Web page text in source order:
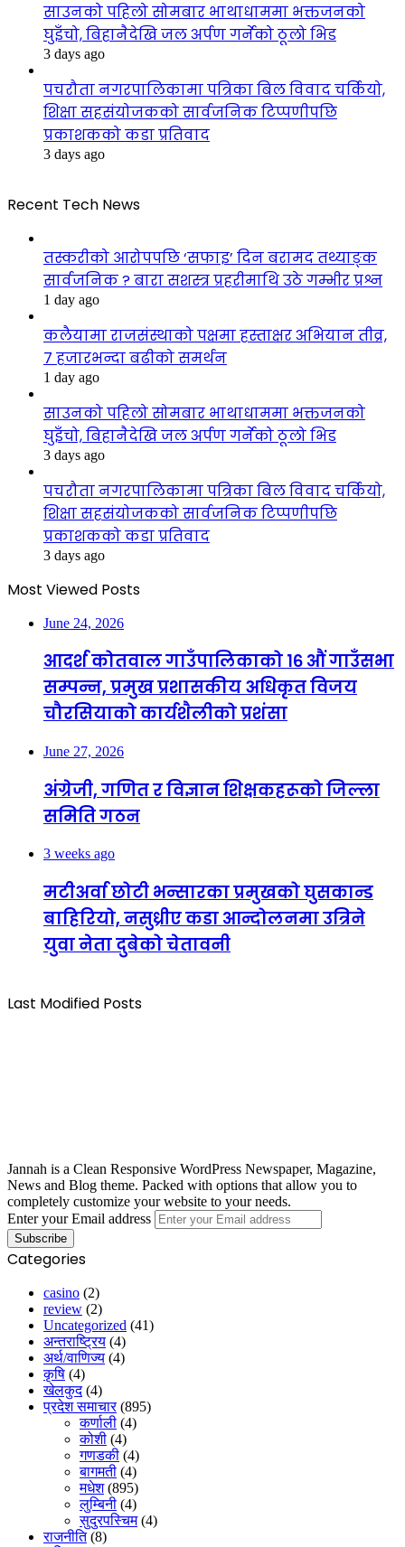
साउनको पहिलो सोमबार भाथाधाममा भक्तजनको
घुइँचो, बिहानैदेखि जल अर्पण गर्नेको ठूलो भिड
3 days ago
पचरौता नगरपालिकामा पत्रिका बिल विवाद चर्कियो,
शिक्षा सहसंयोजकको सार्वजनिक टिप्पणीपछि
प्रकाशकको कडा प्रतिवाद
3 days ago
Recent Tech News
तस्करीको आरोपपछि ‘सफाइ’ दिन बरामद तथ्याङ्क
सार्वजनिक ? बारा सशस्त्र प्रहरीमाथि उठे गम्भीर प्रश्न
1 day ago
कलैयामा राजसंस्थाको पक्षमा हस्ताक्षर अभियान तीव्र,
७ हजारभन्दा बढीको समर्थन
1 day ago
साउनको पहिलो सोमबार भाथाधाममा भक्तजनको
घुइँचो, बिहानैदेखि जल अर्पण गर्नेको ठूलो भिड
3 days ago
पचरौता नगरपालिकामा पत्रिका बिल विवाद चर्कियो,
शिक्षा सहसंयोजकको सार्वजनिक टिप्पणीपछि
प्रकाशकको कडा प्रतिवाद
3 days ago
Most Viewed Posts
June 24, 2026
आदर्श कोतवाल गाउँपालिकाको १६ औं गाउँसभा
सम्पन्न, प्रमुख प्रशासकीय अधिकृत विजय
चौरसियाको कार्यशैलीको प्रशंसा
June 27, 2026
अंग्रेजी, गणित र विज्ञान शिक्षकहरूको जिल्ला
समिति गठन
3 weeks ago
मटीअर्वा छोटी भन्सारका प्रमुखको घुसकान्ड
बाहिरियो, नसुध्रीए कडा आन्दोलनमा उत्रिने
युवा नेता दुबेको चेतावनी
Last Modified Posts
Jannah is a Clean Responsive WordPress Newspaper, Magazine,
News and Blog theme. Packed with options that allow you to
completely customize your website to your needs.
Enter your Email address
Categories
casino (2)
review (2)
Uncategorized (41)
अन्तराष्ट्रिय (4)
अर्थ/वाणिज्य (4)
कृषि (4)
खेलकुद(4)
प्रदेश समाचार(895)
कर्णाली (4)
कोशी (4)
गणडकी (4)
बागमती (4)
मधेश(895)
लुम्बिनी (4)
सुदुरपस्चिम(4)
राजनीति(8)